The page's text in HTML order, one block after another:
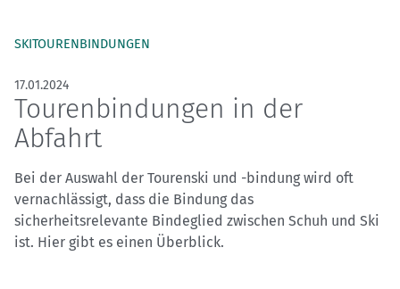
SKITOURENBINDUNGEN
17.01.2024
Tourenbindungen in der
Abfahrt
Bei der Auswahl der Tourenski und -bindung wird oft
vernachlässigt, dass die Bindung das
sicherheitsrelevante Bindeglied zwischen Schuh und Ski
ist. Hier gibt es einen Überblick.